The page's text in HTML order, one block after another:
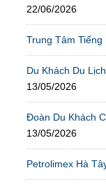
22/06/2026
Trung Tâm
Du Khách Du
13/05/2026
Đoàn Du Khách
13/05/2026
Petrolimex Hà